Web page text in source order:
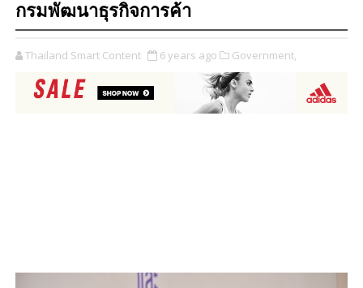
กรมพัฒนาธุรกิจการค้า
Thailand Smart Content 6 years ago Government,